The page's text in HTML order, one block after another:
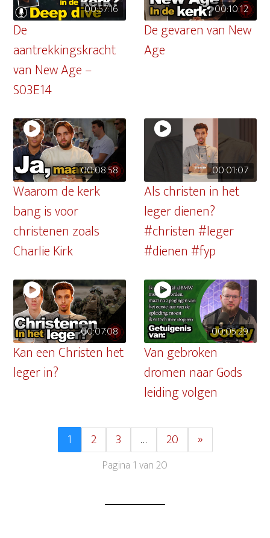
00:57:16
De
aantrekkingskracht
van New Age –
S03E14
00:10:12
De gevaren van New
Age
00:08:58
Waarom de kerk
bang is voor
christenen zoals
Charlie Kirk
00:01:07
Als christen in het
leger dienen?
#christen #leger
#dienen #fyp
00:07:08
Kan een Christen het
leger in?
00:05:29
Van gebroken
dromen naar Gods
leiding volgen
1 2 3 … 20 »
Pagina 1 van 20